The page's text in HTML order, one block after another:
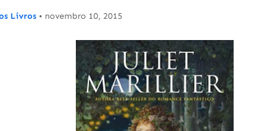
Livros • novembro 10, 2015